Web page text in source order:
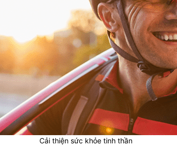
Cải thiện sức khỏe tinh thần